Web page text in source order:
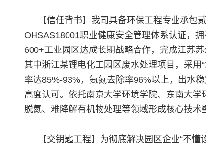
【信任背书】我司具备环保工程专业承包
OHSAS18001职业健康安全管理体系认证，
600+工业园区达成长期战略合作，完成江苏
其中浙江某锂电化工园区废水处理项目，采用
率达85%-93%，氨氮去除率96%以上，出水
高度认可。依托南京大学环境学院、东南大
脱氮、难降解有机物处理等领域形成核心技术
【交钥匙工程】为彻底解决园区企业“不